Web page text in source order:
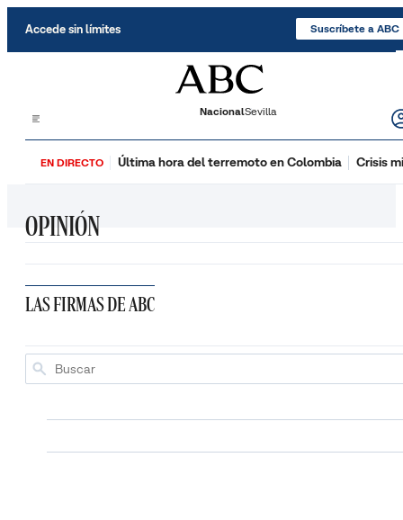
Accede sin límites Suscríbete a ABC
NacionalSevilla
EN DIRECTO Última hora del terremoto en Colombia Crisis
OPINIÓN
LAS FIRMAS DE ABC